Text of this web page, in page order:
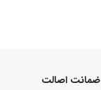
ضمانت اصالت